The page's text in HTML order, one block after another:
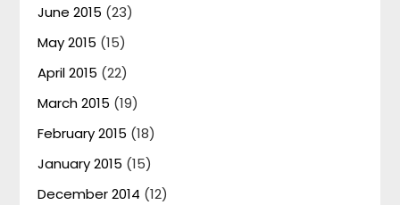
June 2015 (23)
May 2015 (15)
April 2015 (22)
March 2015 (19)
February 2015 (18)
January 2015 (15)
December 2014 (12)